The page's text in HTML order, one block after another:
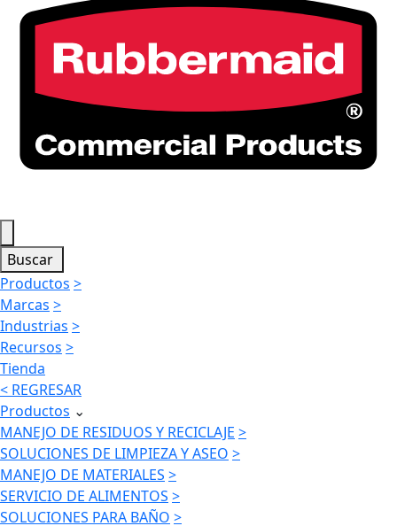
Buscar
Productos >
Marcas >
Industrias >
Recursos >
Tienda
< REGRESAR
Productos ⌄
MANEJO DE RESIDUOS Y RECICLAJE >
SOLUCIONES DE LIMPIEZA Y ASEO >
MANEJO DE MATERIALES >
SERVICIO DE ALIMENTOS >
SOLUCIONES PARA BAÑO >